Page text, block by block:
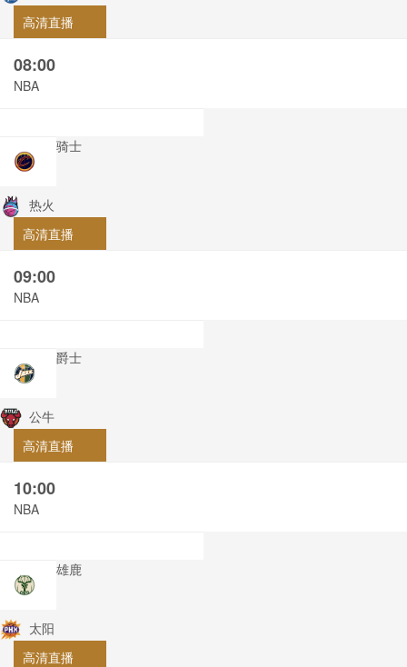
高清直播
08:00
NBA
骑士
热火
高清直播
09:00
NBA
爵士
公牛
高清直播
10:00
NBA
雄鹿
太阳
高清直播